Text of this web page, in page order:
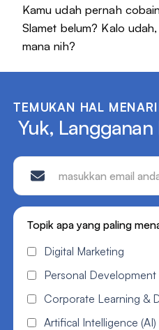
Kamu udah pernah
Slamet belum? Kalo
mana nih?
TEMUKAN HAL
Yuk,
Topik apa yang paling
Digital Marketing
Personal Development
Corporate Learning &
Artifical Intelligence (AI)